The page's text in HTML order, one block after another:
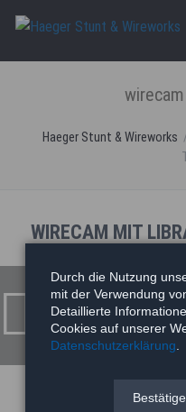
Haeger Stunt & Wireworks
WIRECAM MIT
Durch die Nutzung
mit der Verwendung
Detaillierte
Cookies auf unserer
Datenschutzerklärung.